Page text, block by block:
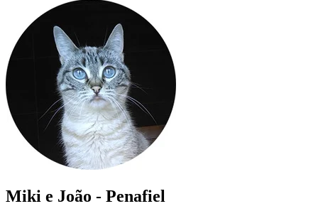
Miki e João - Penafiel